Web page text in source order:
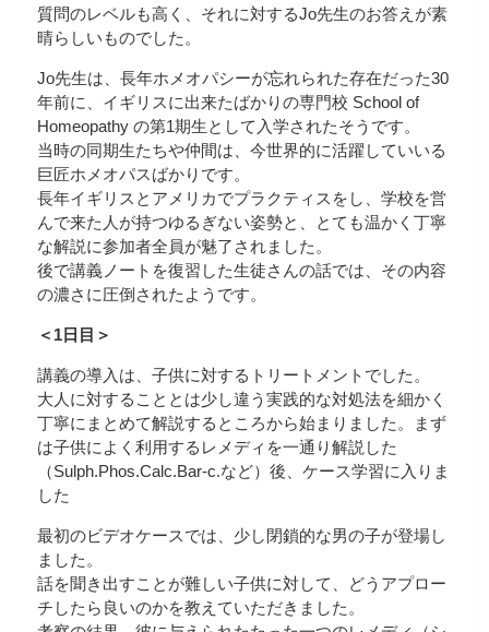
質問のレベルも高く、それに対するJo先生のお答えが素
晴らしいものでした。
Jo先生は、長年ホメオパシーが忘れられた存在だった30
年前に、イギリスに出来たばかりの専門校 School of
Homeopathy の第1期生として入学されたそうです。
当時の同期生たちや仲間は、今世界的に活躍していいる
巨匠ホメオパスばかりです。
長年イギリスとアメリカでプラクティスをし、学校を営
んで来た人が持つゆるぎない姿勢と、とても温かく丁寧
な解説に参加者全員が魅了されました。
後で講義ノートを復習した生徒さんの話では、その内容
の濃さに圧倒されたようです。
＜1日目＞
講義の導入は、子供に対するトリートメントでした。
大人に対することとは少し違う実践的な対処法を細かく
丁寧にまとめて解説するところから始まりました。まず
は子供によく利用するレメディを一通り解説した
（Sulph.Phos.Calc.Bar-c.など）後、ケース学習に入りま
した
最初のビデオケースでは、少し閉鎖的な男の子が登場し
ました。
話を聞き出すことが難しい子供に対して、どうアプロー
チしたら良いのかを教えていただきました。